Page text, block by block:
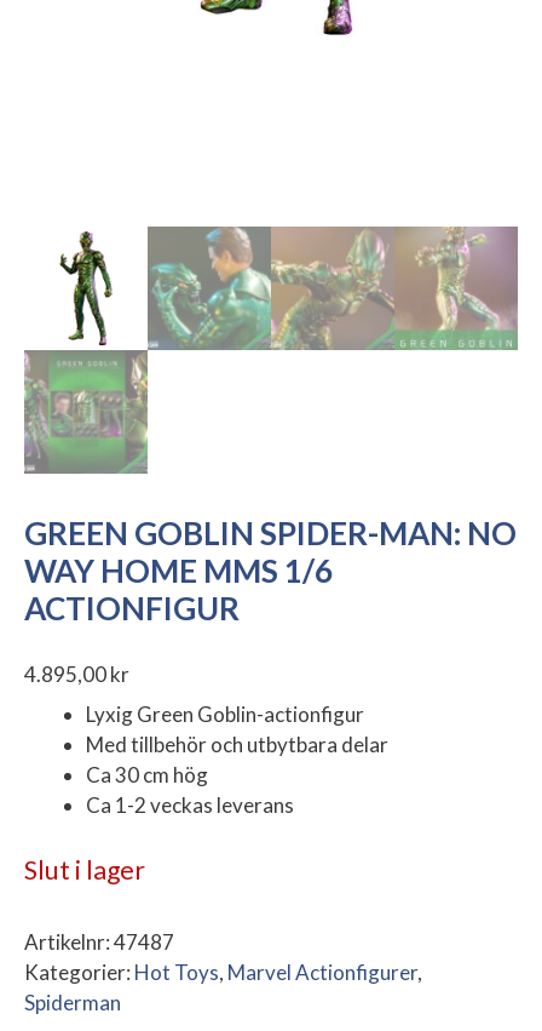
GREEN GOBLIN SPIDER-MAN: NO
WAY HOME MMS 1/6
ACTIONFIGUR
4.895,00kr
Lyxig Green Goblin-actionfigur
Med tillbehör och utbytbara delar
Ca 30 cm hög
Ca 1-2 veckas leverans
Slut i lager
Artikelnr:47487
Kategorier: Hot Toys, Marvel Actionfigurer,
Spiderman